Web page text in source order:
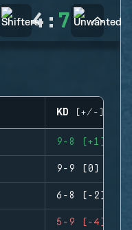
4 : 7
KD (+/-)
9-8 (+1)
9-9 (0)
6-8 (-2)
5-9 (-4)